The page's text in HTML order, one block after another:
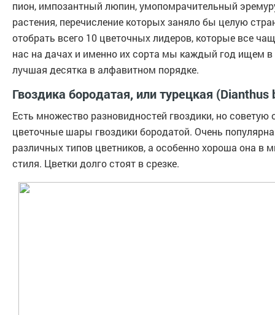
пион, импозантный люпин, умопомрачительный
растения, перечисление которых заняло бы целую
отобрать всего 10 цветочных лидеров, которые все
нас на дачах и именно их сорта мы каждый год ищем в
лучшая десятка в алфавитном порядке.
Гвоздика бородатая, или турецкая (Dianthus
Есть множество разновидностей гвоздики, но советую
цветочные шары гвоздики бородатой. Очень
различных типов цветников, а особенно хороша она в
стиля. Цветки долго стоят в срезке.